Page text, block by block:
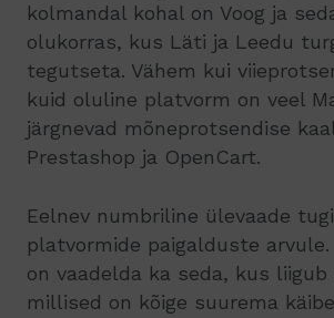
kolmandal kohal on Voog ja
olukorras, kus Läti ja Leedu
tegutseta. Vähem kui
kuid oluline platvorm on veel
järgnevad mõneprotsendise
Prestashop ja OpenCart.
Eelnev numbriline ülevaade
platvormide paigalduste
on vaadelda ka seda, kus liigub
millised on kõige suurema